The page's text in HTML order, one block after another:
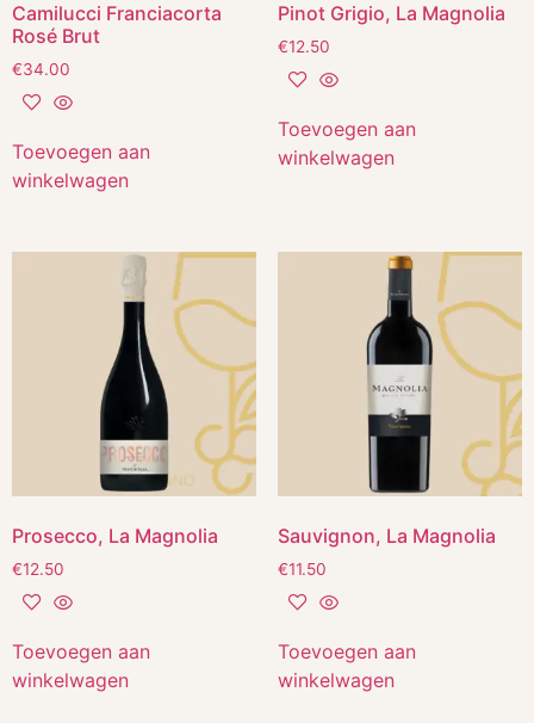
Camilucci Franciacorta
Rosé Brut
€34.00
Toevoegen aan
winkelwagen
Pinot Grigio, La Magnolia
€12.50
Toevoegen aan
winkelwagen
Prosecco, La Magnolia
€12.50
Toevoegen aan
winkelwagen
Sauvignon, La Magnolia
€11.50
Toevoegen aan
winkelwagen